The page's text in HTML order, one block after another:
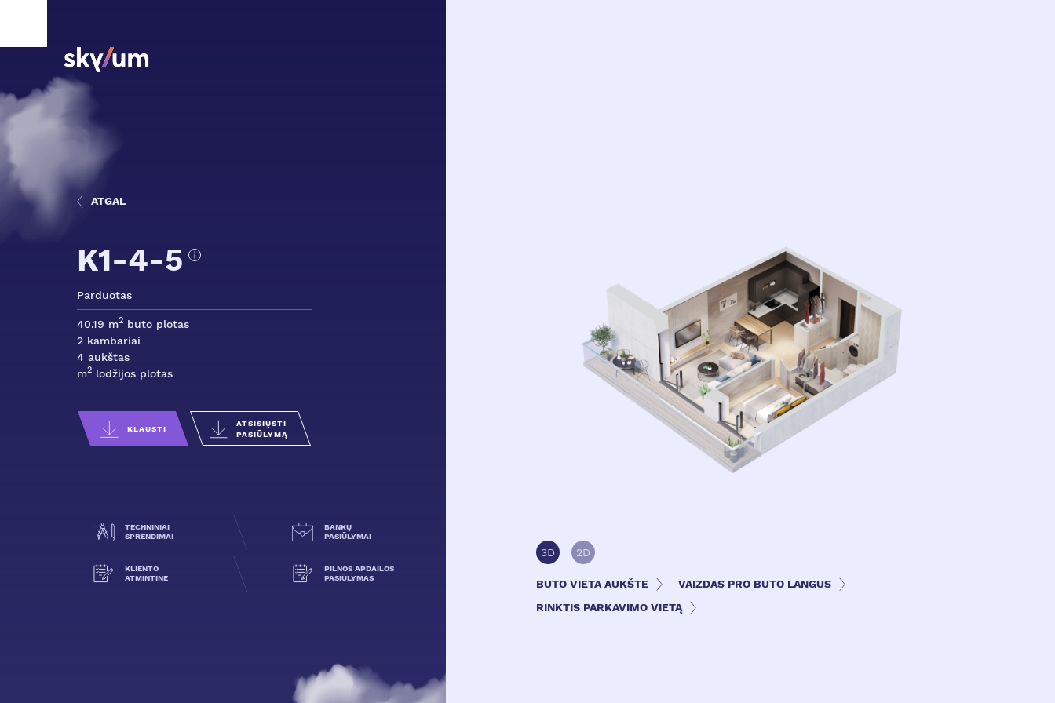
ATGAL
K1-4-5
Parduotas
40.19 m2 buto plotas
2 kambariai
4 aukštas
m2 lodžijos plotas
KLAUSTI
ATSISIŲSTI
PASIŪLYMĄ
TECHNINIAI
SPRENDIMAI
BANKŲ
PASIŪLYMAI
KLIENTO
ATMINTINĖ
PILNOS APDAILOS
PASIŪLYMAS
3D 2D
BUTO VIETA AUKŠTE
VAIZDAS PRO BUTO LANGUS
RINKTIS PARKAVIMO VIETĄ